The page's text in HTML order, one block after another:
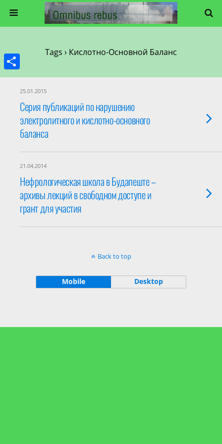
Tags › Кислотно-Основной Баланс
25.01.2015
Серия публикаций по нарушению
электролитного и кислотно-основного
баланса
21.04.2014
Нефрологическая школа в Будапеште –
архивы лекций в свободном доступе и
грант для участия
Back to top
Mobile Desktop
Share